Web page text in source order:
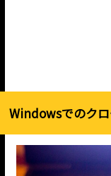
Windowsでのク